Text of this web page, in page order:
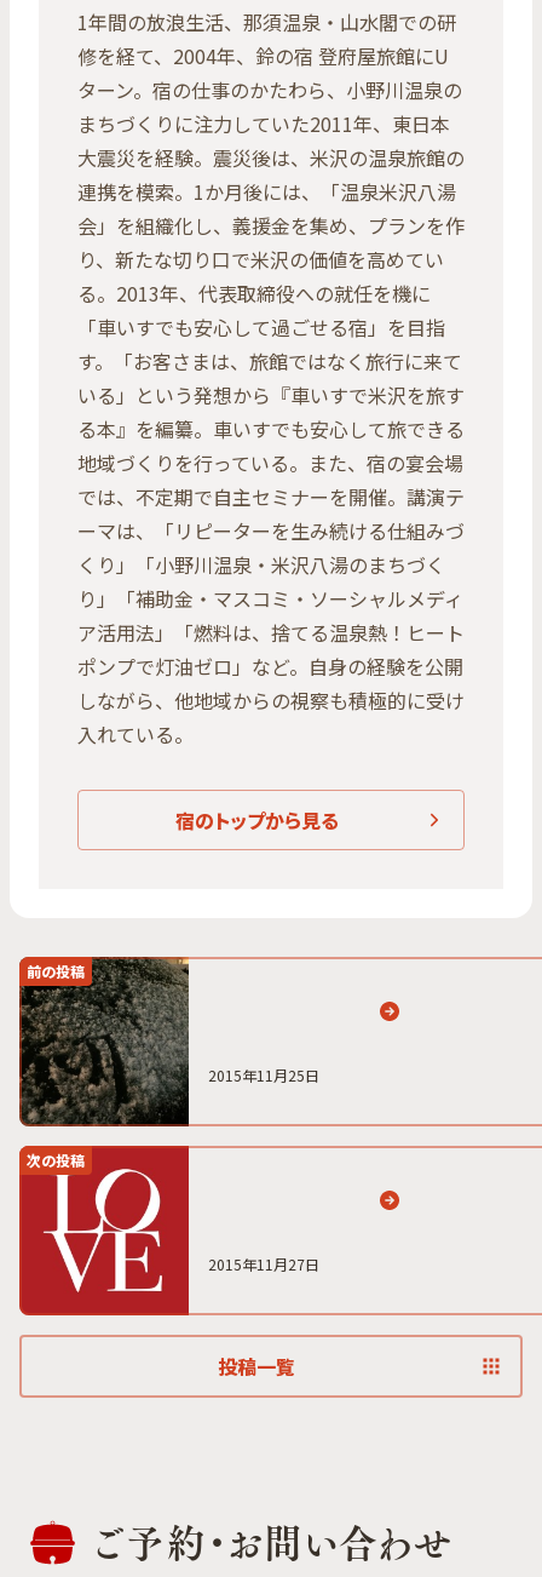
1年間の放浪生活、那須温泉・山水閣での研
修を経て、2004年、鈴の宿 登府屋旅館にU
ターン。宿の仕事のかたわら、小野川温泉の
まちづくりに注力していた2011年、東日本
大震災を経験。震災後は、米沢の温泉旅館の
連携を模索。1か月後には、「温泉米沢八湯
会」を組織化し、義援金を集め、プランを作
り、新たな切り口で米沢の価値を高めてい
る。2013年、代表取締役への就任を機に
「車いすでも安心して過ごせる宿」を目指
す。「お客さまは、旅館ではなく旅行に来て
いる」という発想から『車いすで米沢を旅す
る本』を編纂。車いすでも安心して旅できる
地域づくりを行っている。また、宿の宴会場
では、不定期で自主セミナーを開催。講演テ
ーマは、「リピーターを生み続ける仕組みづ
くり」「小野川温泉・米沢八湯のまちづく
り」「補助金・マスコミ・ソーシャルメディ
ア活用法」「燃料は、捨てる温泉熱！ヒート
ポンプで灯油ゼロ」など。自身の経験を公開
しながら、他地域からの視察も積極的に受け
入れている。
宿のトップから見る
前の投稿
2015年11月25日
次の投稿
2015年11月27日
投稿一覧
ご予約・お問い合わせ